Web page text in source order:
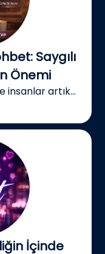
Saygılı
Önemi
artık...
İçinde